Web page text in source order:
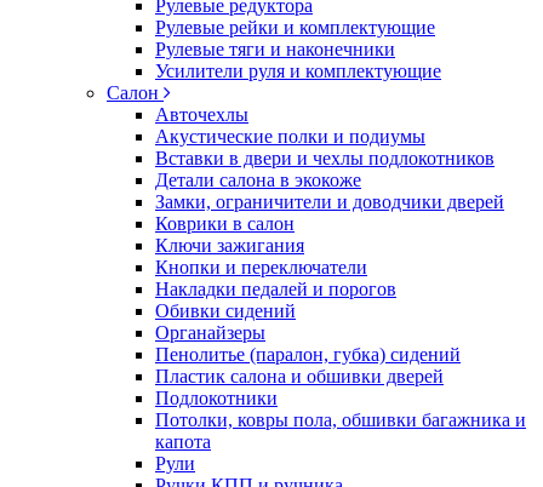
Рулевые редуктора
Рулевые рейки и комплектующие
Рулевые тяги и наконечники
Усилители руля и комплектующие
Салон
Авточехлы
Акустические полки и подиумы
Вставки в двери и чехлы подлокотников
Детали салона в экокоже
Замки, ограничители и доводчики дверей
Коврики в салон
Ключи зажигания
Кнопки и переключатели
Накладки педалей и порогов
Обивки сидений
Органайзеры
Пенолитье (паралон, губка) сидений
Пластик салона и обшивки дверей
Подлокотники
Потолки, ковры пола, обшивки багажника и
капота
Рули